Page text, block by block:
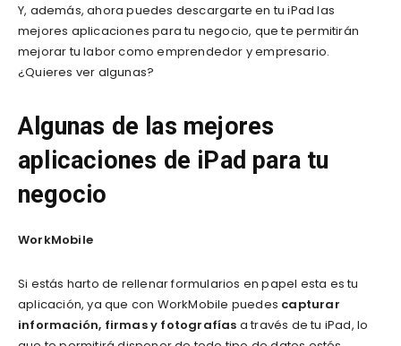
Y, además, ahora puedes descargarte en tu iPad las
mejores aplicaciones para tu negocio, que te permitirán
mejorar tu labor como emprendedor y empresario.
¿Quieres ver algunas?
Algunas de las mejores
aplicaciones de iPad para tu
negocio
WorkMobile
Si estás harto de rellenar formularios en papel esta es tu
aplicación, ya que con WorkMobile puedes capturar
información, firmas y fotografías a través de tu iPad, lo